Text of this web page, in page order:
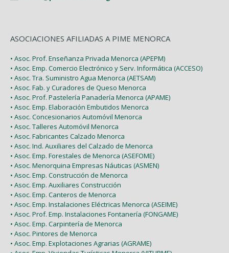
ASOCIACIONES AFILIADAS A PIME MENORCA
• Asoc. Prof. Enseñanza Privada Menorca (APEPM)
• Asoc. Emp. Comercio Electrónico y Serv. Informática (ACCESO)
• Asoc. Tra. Suministro Agua Menorca (AETSAM)
• Asoc. Fab. y Curadores de Queso Menorca
• Asoc. Prof. Pastelería Panadería Menorca (APAME)
• Asoc. Emp. Elaboración Embutidos Menorca
• Asoc. Concesionarios Automóvil Menorca
• Asoc. Talleres Automóvil Menorca
• Asoc. Fabricantes Calzado Menorca
• Asoc. Ind. Auxiliares del Calzado de Menorca
• Asoc. Emp. Forestales de Menorca (ASEFOME)
• Asoc. Menorquina Empresas Náuticas (ASMEN)
• Asoc. Emp. Construcción de Menorca
• Asoc. Emp. Auxiliares Construcción
• Asoc. Emp. Canteros de Menorca
• Asoc. Emp. Instalaciones Eléctricas Menorca (ASEIME)
• Asoc. Prof. Emp. Instalaciones Fontanería (FONGAME)
• Asoc. Emp. Carpintería de Menorca
• Asoc. Pintores de Menorca
• Asoc. Emp. Explotaciones Agrarias (AGRAME)